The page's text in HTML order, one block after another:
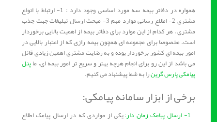
همواره در دفاتر بیمه سه مورد اساسی وجود دارد : 1- ارتباط با انواع
مشتری 2- اطلاع رسانی موارد مهم 3- مبحث ارسال تبلیغات جهت جذب
مشتری ، هر کدام از این موارد برای دفاتر بیمه از اهمیت بالایی برخوردار
است. مخصوصا برای مجموعه ای همچون بیمه رازی که از اعتبار بالایی در
امور بیمه ای کشور برخوردار بوده و به رضایت مشتری اهمین زیادی قائل
می باشد از این رو برای انجام هرچه بهتر و سریع تر امور بیمه ای، ما پنل
پیامکی پارس گرینرا به شما پیشنهاد می کنیم.
برخی از ابزار سامانه پیامکی:
یکی از مواردی که در ارسال پیامک اطلاع